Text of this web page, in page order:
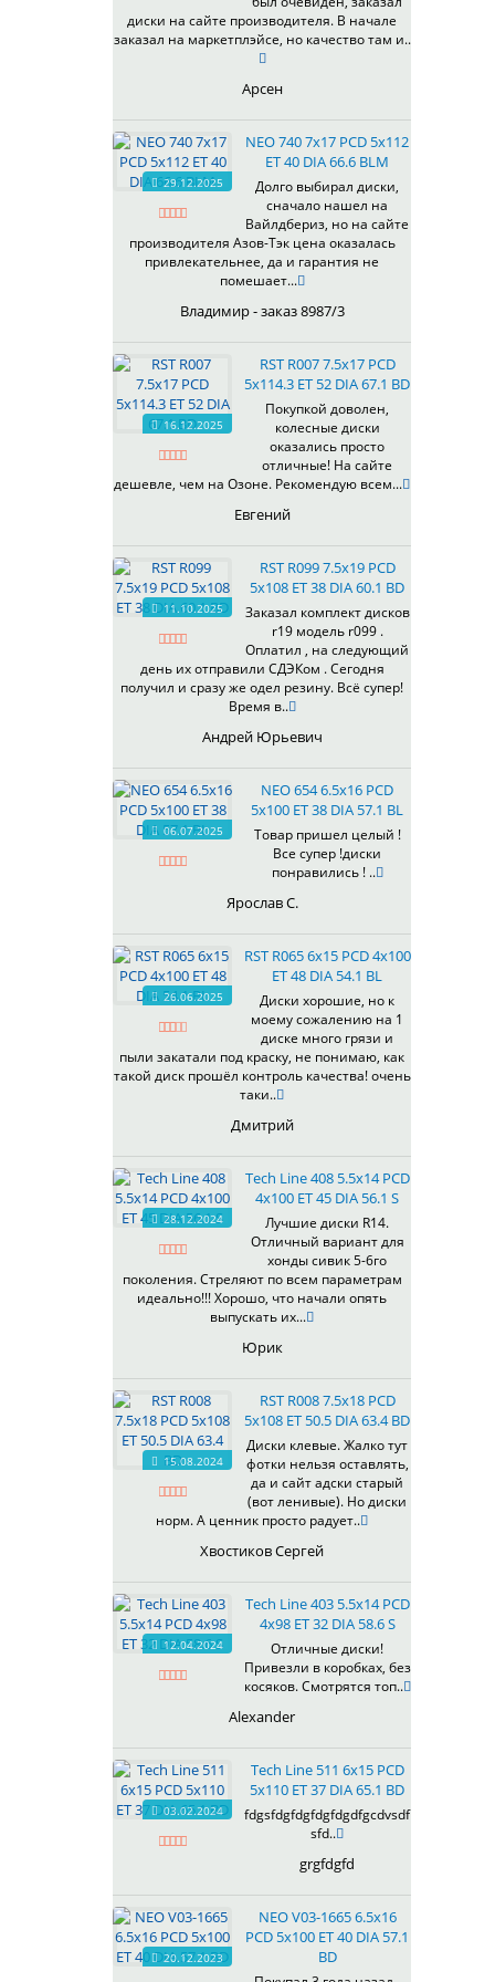
401
408
410
411
414
417
423
426
428
429
430
433
438
503
505
508
511
528
529
530
531
535
536
537
538
539
540
541
545
546
547
548
573
574
575
602
604
607
614
622
624
625
626
628
629
633
634
635
641
642
70,1
72,6
73,1
74,1
75.1
78.1
98
98,1
MGM
OrD
SL
W
WB
WD
диски на сайте производителя. В начале
заказал на маркетплэйсе, но качество там и..
Арсен
29.12.2025
NEO 740 7x17 PCD 5x112
ET 40 DIA 66.6 BLM
Долго выбирал диски,
сначало нашел на
Вайлдбериз, но на сайте
производителя Азов-Тэк цена оказалась
привлекательнее, да и гарантия не
помешает...
Владимир - заказ 8987/3
16.12.2025
RST R007 7.5x17 PCD
5x114.3 ET 52 DIA 67.1 BD
Покупкой доволен,
колесные диски
оказались просто
отличные! На сайте
дешевле, чем на Озоне. Рекомендую всем...
Евгений
11.10.2025
RST R099 7.5x19 PCD
5x108 ET 38 DIA 60.1 BD
Заказал комплект дисков
r19 модель r099 .
Оплатил , на следующий
день их отправили СДЭКом . Сегодня
получил и сразу же одел резину. Всё супер!
Время в..
Андрей Юрьевич
06.07.2025
NEO 654 6.5x16 PCD
5x100 ET 38 DIA 57.1 BL
Товар пришел целый !
Все супер !диски
понравились ! ..
Ярослав С.
26.06.2025
RST R065 6x15 PCD 4x100
ET 48 DIA 54.1 BL
Диски хорошие, но к
моему сожалению на 1
диске много грязи и
пыли закатали под краску, не понимаю, как
такой диск прошёл контроль качества! очень
таки..
Дмитрий
28.12.2024
Tech Line 408 5.5x14 PCD
4x100 ET 45 DIA 56.1 S
Лучшие диски R14.
Отличный вариант для
хонды сивик 5-6го
поколения. Стреляют по всем параметрам
идеально!!! Хорошо, что начали опять
выпускать их...
Юрик
15.08.2024
RST R008 7.5x18 PCD
5x108 ET 50.5 DIA 63.4 BD
Диски клевые. Жалко тут
фотки нельзя оставлять,
да и сайт адски старый
(вот ленивые). Но диски
норм. А ценник просто радует..
Хвостиков Сергей
12.04.2024
Tech Line 403 5.5x14 PCD
4x98 ET 32 DIA 58.6 S
Отличные диски!
Привезли в коробках, без
косяков. Смотрятся топ..
Alexander
03.02.2024
Tech Line 511 6x15 PCD
5x110 ET 37 DIA 65.1 BD
fdgsfdgfdgfdgfdgdfgcdvsdf
sfd..
grgfdgfd
20.12.2023
NEO V03-1665 6.5x16
PCD 5x100 ET 40 DIA 57.1
BD